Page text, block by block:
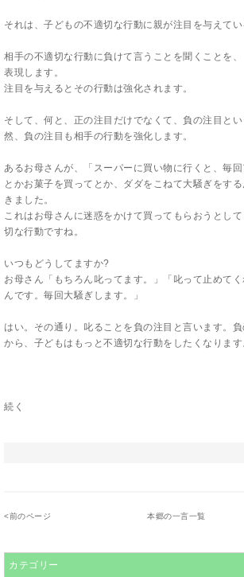
それは、子どもの不適切な行動に親が注目を与えてい
相手の不適切な行動に負けて言うことを聞くことを
表現します。
注目を与えるとその行動は強化されます。
そして、何と、正の注目だけでなくて、負の注目と
然、負の注目も相手の行動を強化します。
あるお母さんが、「スーパーに買い物に行くと、毎
とかお菓子を買ってとか、ダダをこねて大騒ぎをす
きました。
これはお母さんに迷惑をかけて買ってもらおうとし
切な行動ですね。
いつもどうしてますか?
お母さん「もちろん叱ってます。」「叱って止めて
んです。毎回大騒ぎします。」
はい。その通り。叱ることを負の注目と言います。
から、子どもはもっと不適切な行動をしたくなります
続く
<前のページ 本郷の一言一覧
カテゴリー